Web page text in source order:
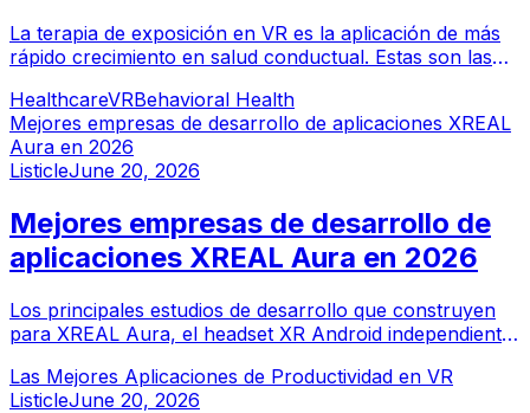
La terapia de exposición en VR es la aplicación de más
rápido crecimiento en salud conductual. Estas son las
de salud mental basado en evidencia en 2026.
HealthcareVRBehavioral Health
Mejores empresas de desarrollo de aplicaciones XREAL
Aura en 2026
ListicleJune 20, 2026
Mejores empresas de desarrollo de
aplicaciones XREAL Aura en 2026
Los principales estudios de desarrollo que construyen
para XREAL Aura, el headset XR Android independiente
2026.
Las Mejores Aplicaciones de Productividad en VR
ListicleJune 20, 2026